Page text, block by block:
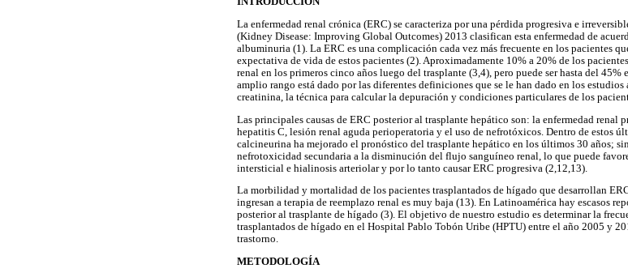
La enfermedad renal crónica (ERC) se caracteriza por una pérdida progresiva e
(Kidney Disease: Improving Global Outcomes) 2013 clasifican esta enfermedad de
albuminuria (1). La ERC es una complicación cada vez más frecuente en los pacientes
expectativa de vida de estos pacientes (2). Aproximadamente 10% a 20% de los
renal en los primeros cinco años luego del trasplante (3,4), pero puede ser hasta del
amplio rango está dado por las diferentes definiciones que se le han dado en los
creatinina, la técnica para calcular la depuración y condiciones particulares de los
Las principales causas de ERC posterior al trasplante hepático son: la enfermedad renal
hepatitis C, lesión renal aguda perioperatoria y el uso de nefrotóxicos. Dentro de estos
calcineurina ha mejorado el pronóstico del trasplante hepático en los últimos 30 años;
nefrotoxicidad secundaria a la disminución del flujo sanguíneo renal, lo que puede
intersticial e hialinosis arteriolar y por lo tanto causar ERC progresiva (2,12,13).
La morbilidad y mortalidad de los pacientes trasplantados de hígado que desarrollan
ingresan a terapia de reemplazo renal es muy baja (13). En Latinoamérica hay escasos
posterior al trasplante de hígado (3). El objetivo de nuestro estudio es determinar la
trasplantados de hígado en el Hospital Pablo Tobón Uribe (HPTU) entre el año 2005 y
trastorno.
METODOLOGÍA